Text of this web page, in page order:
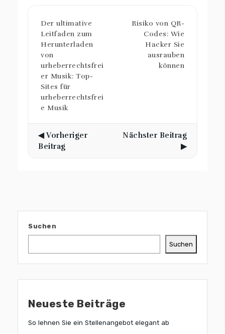
Der ultimative
Leitfaden zum
Herunterladen
von
urheberrechtsfrei
er Musik: Top-
Sites für
urheberrechtsfrei
e Musik
Risiko von QR-
Codes: Wie
Hacker Sie
ausrauben
können
◀ Vorheriger
Beitrag
Nächster Beitrag
▶
Suchen
Suchen
Neueste Beiträge
So lehnen Sie ein Stellenangebot elegant ab